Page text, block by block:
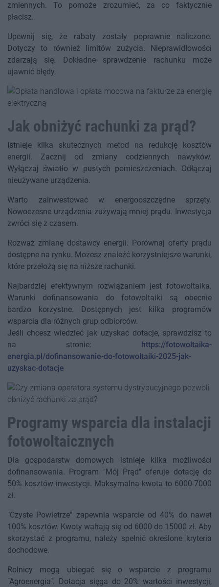
zmiennych. To pomoże zrozumieć, za co faktycznie
płacisz.
Upewnij się, że rabaty zostały poprawnie naliczone.
Dotyczy to również limitów zużycia. Nieprawidłowości
zdarzają się. Dokładne sprawdzenie rachunku może
ujawnić błędy.
Jak obniżyć rachunki za prąd?
Istnieje kilka skutecznych metod na redukcję kosztów
energii. Zacznij od zmiany codziennych nawyków.
Wyłączaj światło w pustych pomieszczeniach. Odłączaj
nieużywane urządzenia.
Warto zainwestować w energooszczędne sprzęty.
Nowoczesne urządzenia zużywają mniej prądu. Inwestycja
zwróci się z czasem.
Rozważ zmianę dostawcy energii. Porównaj oferty prądu
dostępne na rynku. Możesz znaleźć korzystniejsze warunki,
które przełożą się na niższe rachunki.
Najbardziej efektywnym rozwiązaniem jest fotowoltaika.
Warunki dofinansowania do fotowoltaiki są obecnie
bardzo korzystne. Dostępnych jest kilka programów
wsparcia dla różnych grup odbiorców.
Jeśli chcesz wiedzieć jak uzyskać dotacje, sprawdzisz to
na stronie:
https://fotowoltaika-
energia.pl/dofinansowanie-do-fotowoltaiki-2025-jak-
uzyskac-dotacje
Programy wsparcia dla instalacji
fotowoltaicznych
Dla gospodarstw domowych istnieje kilka możliwości
dofinansowania. Program "Mój Prąd" oferuje dotację do
50% kosztów inwestycji. Maksymalna kwota to 6000-7000
zł.
"Czyste Powietrze" zapewnia wsparcie od 40% do nawet
100% kosztów. Kwoty wahają się od 6000 do 15000 zł. Aby
skorzystać z programu, należy spełnić określone kryteria
dochodowe.
Rolnicy mogą ubiegać się o wsparcie z programu
"Agroenergia". Dotacja sięga do 20% wartości inwestycji,